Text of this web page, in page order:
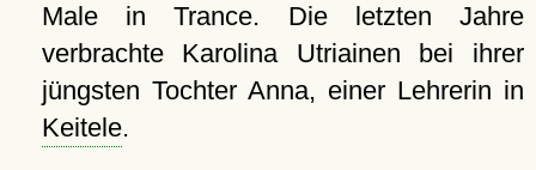
Male in Trance. Die letzten Jahre
verbrachte Karolina Utriainen bei ihrer
jüngsten Tochter Anna, einer Lehrerin in
Keitele.